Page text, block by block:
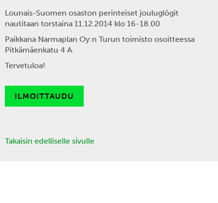
Lounais-Suomen osaston perinteiset jouluglögit
nautitaan torstaina 11.12.2014 klo 16-18.00
Paikkana Narmaplan Oy:n Turun toimisto osoitteessa
Pitkämäenkatu 4 A.
Tervetuloa!
ILMOITTAUDU
Takaisin edelliselle sivulle